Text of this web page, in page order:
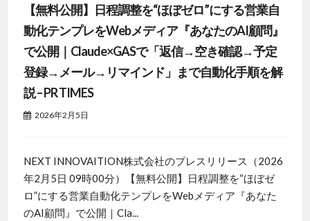
【無料公開】日程調整を“ほぼゼロ”にする営業自
動化テンプレをWebメディア『あなたのAI顧問』
で公開｜Claude×GASで「返信→空き確認→予定
登録→メール→リマインド」まで自動化手順を解
説 – PR TIMES
2026年2月5日
NEXT INNOVAITION株式会社のプレスリリース（2026
年2月5日 09時00分）【無料公開】日程調整を“ほぼゼ
ロ”にする営業自動化テンプレをWebメディア『あなた
のAI顧問』で公開｜Cla...